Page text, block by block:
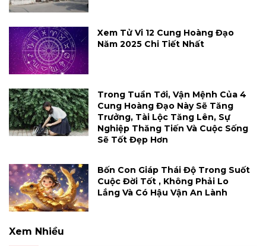
Xem Tử Vi 12 Cung Hoàng Đạo
Năm 2025 Chi Tiết Nhất
Trong Tuần Tới, Vận Mệnh Của 4
Cung Hoàng Đạo Này Sẽ Tăng
Trưởng, Tài Lộc Tăng Lên, Sự
Nghiệp Thăng Tiến Và Cuộc Sống
Sẽ Tốt Đẹp Hơn
Bốn Con Giáp Thái Độ Trong Suốt
Cuộc Đời Tốt , Không Phải Lo
Lắng Và Có Hậu Vận An Lành
Xem Nhiều